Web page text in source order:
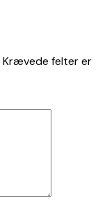
Krævede felter er